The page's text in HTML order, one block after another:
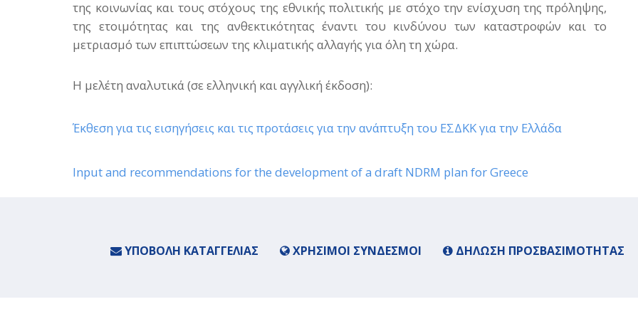
της κοινωνίας και τους στόχους της εθνικής πολιτικής με στόχο την ενίσχυση της πρόληψης,
της ετοιμότητας και της ανθεκτικότητας έναντι του κινδύνου των καταστροφών και το
μετριασμό των επιπτώσεων της κλιματικής αλλαγής για όλη τη χώρα.
Η μελέτη αναλυτικά (σε ελληνική και αγγλική έκδοση):
Έκθεση για τις εισηγήσεις και τις προτάσεις για την ανάπτυξη του ΕΣΔΚΚ για την Ελλάδα
Input and recommendations for the development of a draft NDRM plan for Greece
ΥΠΟΒΟΛΉ ΚΑΤΑΓΓΕΛΊΑΣ ΧΡΉΣΙΜΟΙ ΣΎΝΔΕΣΜΟΙ ΔΉΛΩΣΗ ΠΡΟΣΒΑΣΙΜΌΤΗΤΑΣ